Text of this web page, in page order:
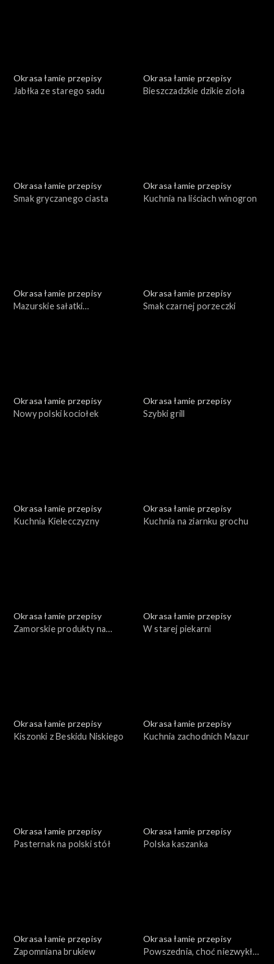
Okrasa łamie przepisy
Jabłka ze starego sadu
Okrasa łamie przepisy
Bieszczadzkie dzikie zioła
Okrasa łamie przepisy
Smak gryczanego ciasta
Okrasa łamie przepisy
Kuchnia na liściach winogron
Okrasa łamie przepisy
Mazurskie sałatki
Okrasa łamie przepisy
Smak czarnej porzeczki
Okrasa łamie przepisy
Nowy polski kociołek
Okrasa łamie przepisy
Szybki grill
Okrasa łamie przepisy
Kuchnia Kielecczyzny
Okrasa łamie przepisy
Kuchnia na ziarnku grochu
Okrasa łamie przepisy
Zamorskie produkty na
Okrasa łamie przepisy
W starej piekarni
Okrasa łamie przepisy
Kiszonki z Beskidu Niskiego
Okrasa łamie przepisy
Kuchnia zachodnich Mazur
Okrasa łamie przepisy
Pasternak na polski stół
Okrasa łamie przepisy
Polska kaszanka
Okrasa łamie przepisy
Zapomniana brukiew
Okrasa łamie przepisy
Powszednia, choć niezwykła